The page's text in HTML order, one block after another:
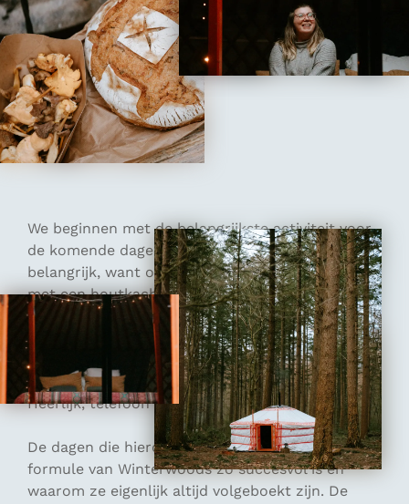
We beginnen met de belangrijkste activiteit voor
de komende dagen: hout hakken! Vuur is
belangrijk, want onze yurt wordt warm gehouden
met een houtkachel en ook koken zullen we de
komende dagen op vuur doen. Elektriciteit zal er
de komende dagen niet zijn en ook de sauna en
hottub worden met hout gestookt. Het verblijf
zal dus een offline en off-grid verblijf zal zijn.
Heerlijk, telefoon uit en natuur aan.
De dagen die hierop volgen ervaar ik waarom de
formule van Winterwoods zo succesvol is en
waarom ze eigenlijk altijd volgeboekt zijn. De